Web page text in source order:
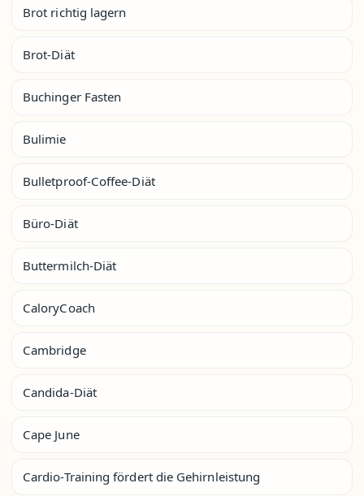
Brot richtig lagern
Brot-Diät
Buchinger Fasten
Bulimie
Bulletproof-Coffee-Diät
Büro-Diät
Buttermilch-Diät
CaloryCoach
Cambridge
Candida-Diät
Cape June
Cardio-Training fördert die Gehirnleistung